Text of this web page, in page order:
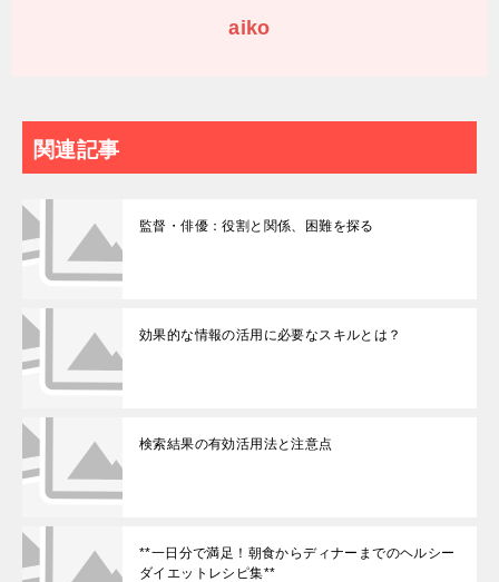
aiko
関連記事
監督・俳優：役割と関係、困難を探る
効果的な情報の活用に必要なスキルとは？
検索結果の有効活用法と注意点
**一日分で満足！朝食からディナーまでのヘルシー
ダイエットレシピ集**